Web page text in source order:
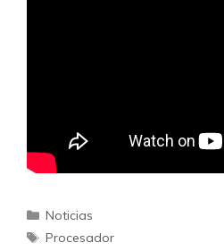
Categorías
Noticias
Etiquetas
Procesador